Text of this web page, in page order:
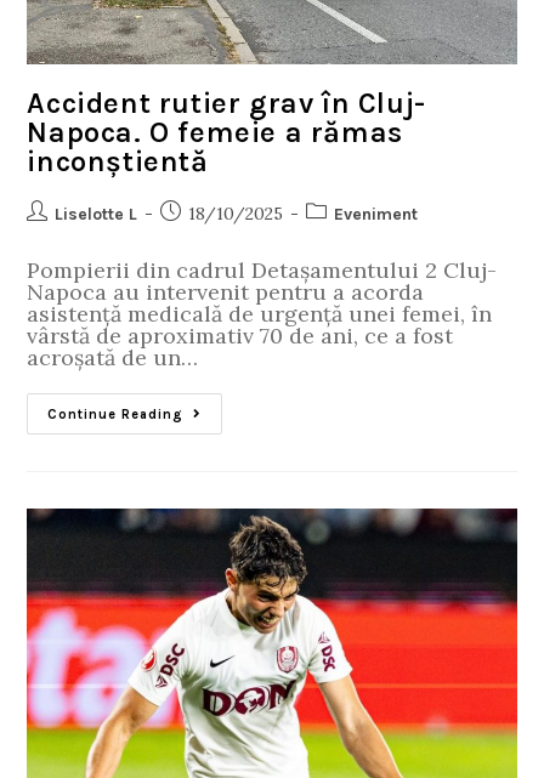
Accident rutier grav în Cluj-
Napoca. O femeie a rămas
inconștientă
Liselotte L 18/10/2025 Eveniment
Pompierii din cadrul Detașamentului 2 Cluj-
Napoca au intervenit pentru a acorda
asistență medicală de urgență unei femei, în
vârstă de aproximativ 70 de ani, ce a fost
acroșată de un…
Continue Reading